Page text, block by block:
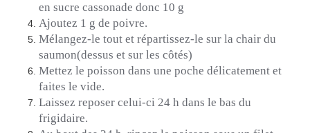
en sucre cassonade donc 10 g
Ajoutez 1 g de poivre.
Mélangez-le tout et répartissez-le sur la chair du
saumon(dessus et sur les côtés)
Mettez le poisson dans une poche délicatement et
faites le vide.
Laissez reposer celui-ci 24 h dans le bas du
frigidaire.